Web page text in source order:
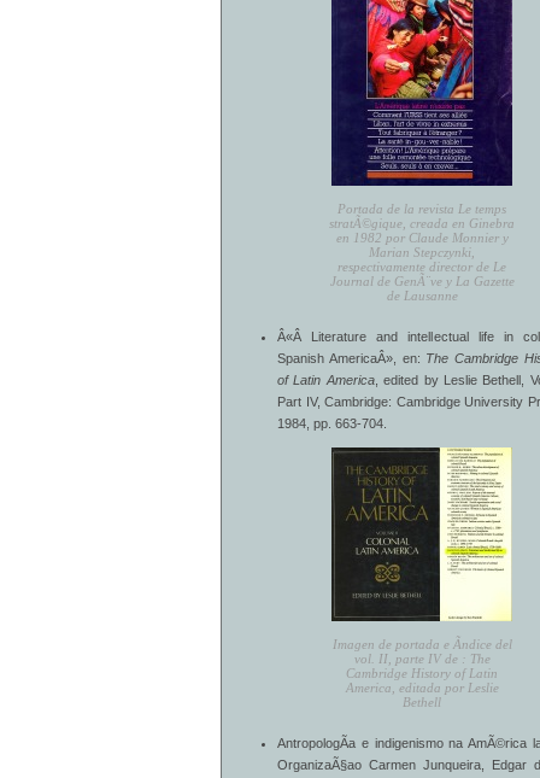
Portada de la revista Le temps
stratÃ©gique, creada en Ginebra
en 1982 por Claude Monnier y
Marian Stepczynki,
respectivamente director de Le
Journal de GenÃ¨ve y La Gazette
de Lausanne
Â«Â Literature and intellectual life in
Spanish AmericaÂ», en: The Cambridge
of Latin America, edited by Leslie Bethell,
Part IV, Cambridge: Cambridge University
1984, pp. 663-704.
Imagen de portada e Ã­ndice del
vol. II, parte IV de : The
Cambridge History of Latin
America, editada por Leslie
Bethell
AntropologÃ­a e indigenismo na AmÃ©rica
OrganizaÃ§ao Carmen Junqueira, Edgar